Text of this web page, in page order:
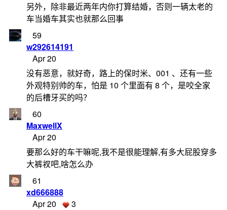
另外，除非最近两年内你打算结婚，否则一辆太老的
车当婚车其实也就那么回事
59
w292614191
Apr 20
没有恶意，就好奇，路上的保时米、001 、还有一些
外观特别帅的车，怕是 10 个里面有 8 个，是咬全家
的后槽牙买的吗？
60
MaxwellX
Apr 20
要那么好的车干嘛呢,我不是很能理解,有多大屁股穿多
大裤衩吧,啥怎么办
61
xd666888
Apr 20
3